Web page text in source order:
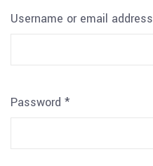
Username or email address
Password *